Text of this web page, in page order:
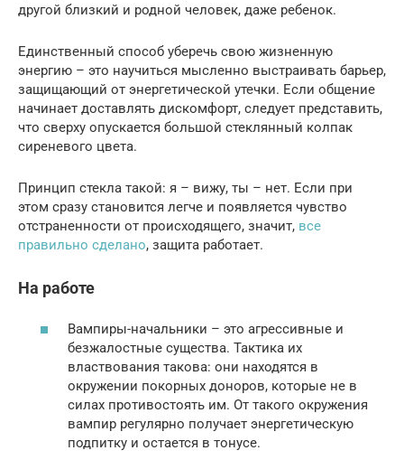
другой близкий и родной человек, даже ребенок.
Единственный способ уберечь свою жизненную
энергию – это научиться мысленно выстраивать барьер,
защищающий от энергетической утечки. Если общение
начинает доставлять дискомфорт, следует представить,
что сверху опускается большой стеклянный колпак
сиреневого цвета.
Принцип стекла такой: я – вижу, ты – нет. Если при
этом сразу становится легче и появляется чувство
отстраненности от происходящего, значит, все
правильно сделано, защита работает.
На работе
Вампиры-начальники – это агрессивные и
безжалостные существа. Тактика их
властвования такова: они находятся в
окружении покорных доноров, которые не в
силах противостоять им. От такого окружения
вампир регулярно получает энергетическую
подпитку и остается в тонусе.